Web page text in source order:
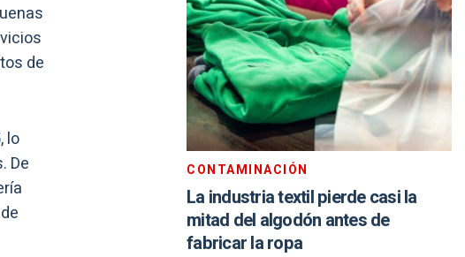
de
, lo
De
CONTAMINACIÓN
La industria textil pierde casi la
mitad del algodón antes de
fabricar la ropa